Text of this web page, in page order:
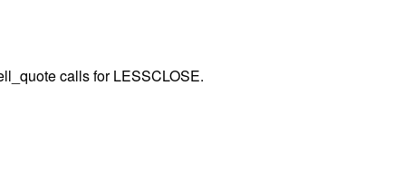
calls for LESSCLOSE.